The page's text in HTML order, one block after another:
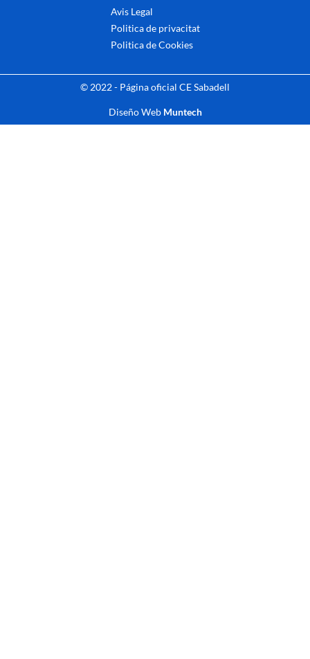
Avis Legal
Politica de privacitat
Politica de Cookies
© 2022 - Página oficial CE Sabadell
Diseño Web Muntech